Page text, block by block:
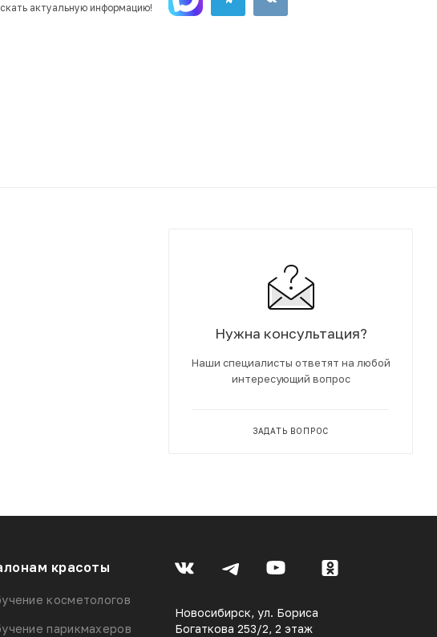
актуальную информацию!
Нужна консультация?
Наши специалисты ответят на любой
интересующий вопрос
ЗАДАТЬ ВОПРОС
красоты
косметологов
парикмахеров
Новосибирск, ул. Бориса
Богаткова 253/2, 2 этаж